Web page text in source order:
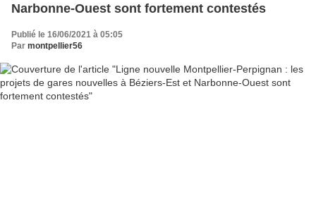
Narbonne-Ouest sont fortement contestés
Publié le 16/06/2021 à 05:05
Par montpellier56